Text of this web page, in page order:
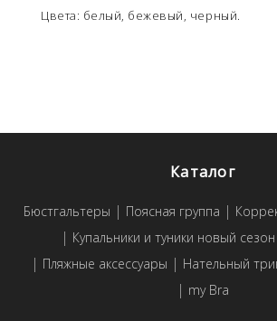
Цвета: белый, бежевый, черный.
Каталог
Бюстгальтеры Поясная группа
Купальники и туники новый сезон
Пляжные аксессуары
Нательный
my Bra